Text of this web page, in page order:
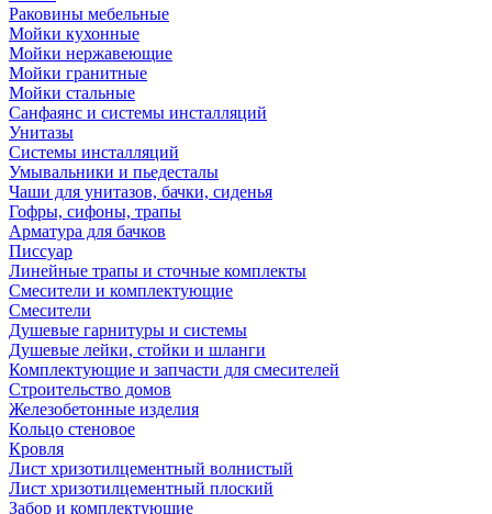
Раковины мебельные
Мойки кухонные
Мойки нержавеющие
Мойки гранитные
Мойки стальные
Санфаянс и системы инсталляций
Унитазы
Системы инсталляций
Умывальники и пьедесталы
Чаши для унитазов, бачки, сиденья
Гофры, сифоны, трапы
Арматура для бачков
Писсуар
Линейные трапы и сточные комплекты
Смесители и комплектующие
Смесители
Душевые гарнитуры и системы
Душевые лейки, стойки и шланги
Комплектующие и запчасти для смесителей
Строительство домов
Железобетонные изделия
Кольцо стеновое
Кровля
Лист хризотилцементный волнистый
Лист хризотилцементный плоский
Забор и комплектующие